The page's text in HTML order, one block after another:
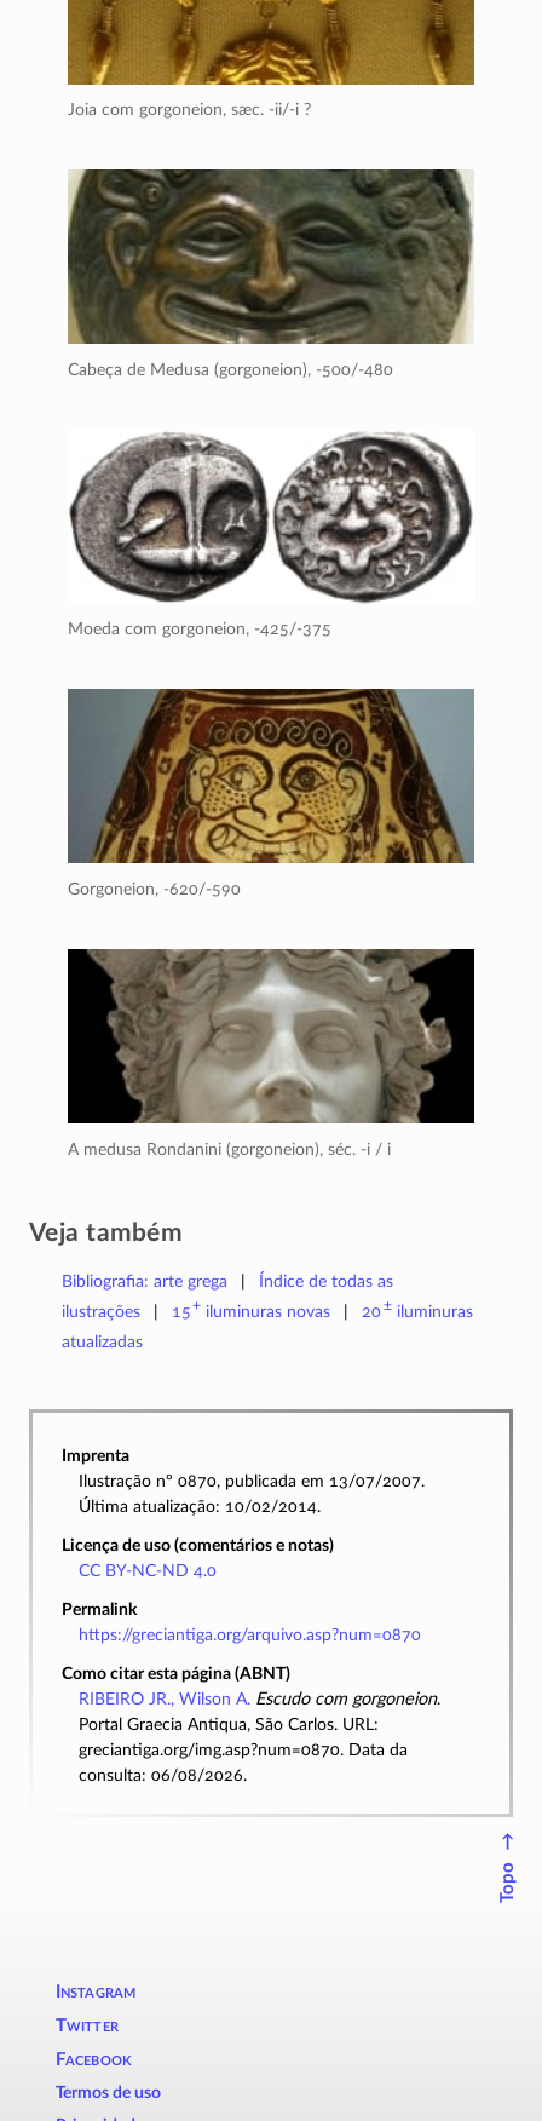
Joia com gorgoneion, sæc. -ii/-i ?
Cabeça de Medusa (gorgoneion), -500/-480
Moeda com gorgoneion, -425/-375
Gorgoneion, -620/-590
A medusa Rondanini (gorgoneion), séc. -i / i
Veja também
Bibliografia: arte grega
Índice de todas as
ilustrações
15+ iluminuras novas 20±iluminuras
atualizadas
Imprenta
Ilustração nº 0870, publicada em 13/07/2007.
Última atualização: 10/02/2014.
Licença de uso (comentários e notas)
CC BY-NC-ND 4.0
Permalink
https://greciantiga.org/arquivo.asp?num=0870
Como citar esta página (ABNT)
RIBEIRO JR., Wilson A. Escudo com gorgoneion.
Portal Graecia Antiqua, São Carlos. URL:
greciantiga.org/img.asp?num=0870. Data da
consulta: 06/08/2026.
↑
Topo
Instagram
Twitter
Facebook
Termos de uso